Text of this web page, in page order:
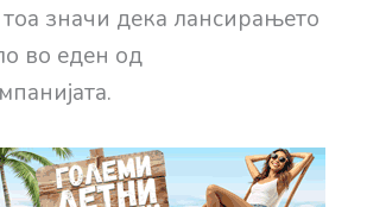
значи дека лансирањето
во еден од